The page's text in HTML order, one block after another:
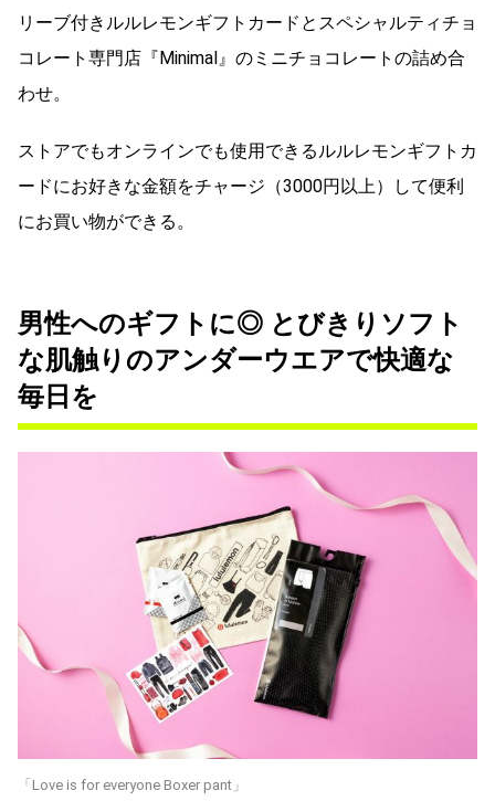
リーブ付きルルレモンギフトカードとスペシャルティチョ
コレート専門店『Minimal』のミニチョコレートの詰め合
わせ。
ストアでもオンラインでも使用できるルルレモンギフトカ
ードにお好きな金額をチャージ（3000円以上）して便利
にお買い物ができる。
男性へのギフトに◎ とびきりソフト
な肌触りのアンダーウエアで快適な
毎日を
「Love is for everyone Boxer pant」